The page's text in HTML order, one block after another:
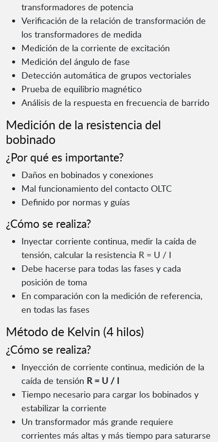
transformadores de potencia
Verificación de la relación de transformación de
los transformadores de medida
Medición de la corriente de excitación
Medición del ángulo de fase
Detección automática de grupos vectoriales
Prueba de equilibrio magnético
Análisis de la respuesta en frecuencia de barrido
Medición de la resistencia del
bobinado
¿Por qué es importante?
Daños en bobinados y conexiones
Mal funcionamiento del contacto OLTC
Definido por normas y guías
¿Cómo se realiza?
Inyectar corriente continua, medir la caída de
tensión, calcular la resistencia R = U / I
Debe hacerse para todas las fases y cada
posición de toma
En comparación con la medición de referencia,
en todas las fases
Método de Kelvin (4 hilos)
¿Cómo se realiza?
Inyección de corriente continua, medición de la
caída de tensión R = U / I
Tiempo necesario para cargar los bobinados y
estabilizar la corriente
Un transformador más grande requiere
corrientes más altas y más tiempo para saturarse